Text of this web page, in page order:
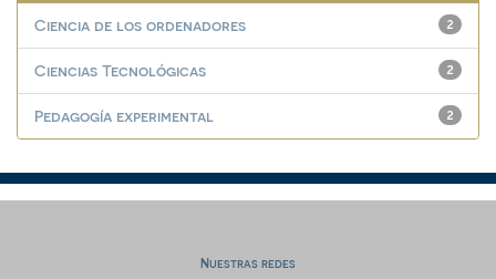
2
Ciencia de los ordenadores
2
Ciencias Tecnológicas
2
Pedagogía experimental
Nuestras redes